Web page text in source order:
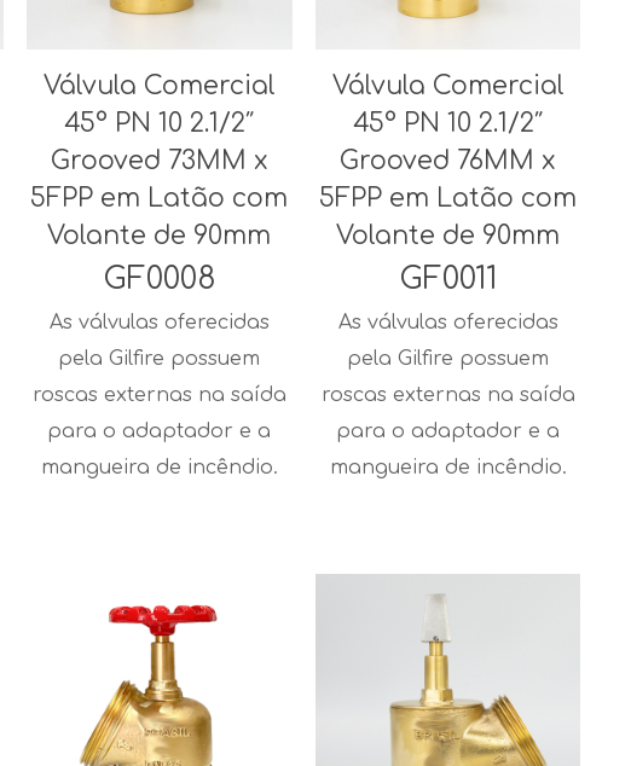
Válvula Comercial
45° PN 10 2.1/2″
Grooved 73MM x
5FPP em Latão com
Volante de 90mm
GF0008
As válvulas oferecidas
pela Gilfire possuem
roscas externas na saída
para o adaptador e a
mangueira de incêndio.
Válvula Comercial
45° PN 10 2.1/2″
Grooved 76MM x
5FPP em Latão com
Volante de 90mm
GF0011
As válvulas oferecidas
pela Gilfire possuem
roscas externas na saída
para o adaptador e a
mangueira de incêndio.